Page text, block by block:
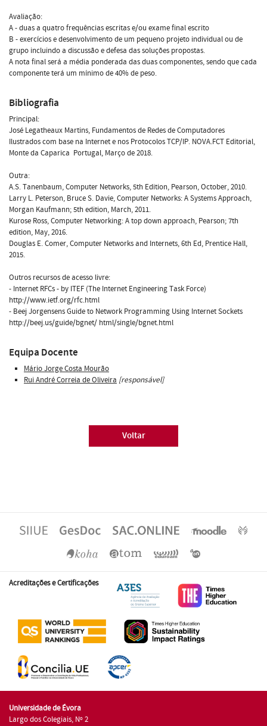
Avaliação:
A - duas a quatro frequências escritas e/ou exame final escrito
B - exercícios e desenvolvimento de um pequeno projeto individual ou de
grupo incluindo a discussão e defesa das soluções propostas.
A nota final será a média ponderada das duas componentes, sendo que cada
componente terá um mínimo de 40% de peso.
Bibliografia
Principal:
José Legatheaux Martins, Fundamentos de Redes de Computadores 
Ilustrados com base na Internet e nos Protocolos TCP/IP. NOVA.FCT Editorial,
Monte da Caparica  Portugal, Março de 2018.
Outra:
A.S. Tanenbaum, Computer Networks, 5th Edition, Pearson, October, 2010.
Larry L. Peterson, Bruce S. Davie, Computer Networks: A Systems Approach,
Morgan Kaufmann; 5th edition, March, 2011.
Kurose Ross, Computer Networking: A top down approach, Pearson; 7th
edition, May, 2016.
Douglas E. Comer, Computer Networks and Internets, 6th Ed, Prentice Hall,
2015.
Outros recursos de acesso livre:
- Internet RFCs - by ITEF (The Internet Engineering Task Force)
http://www.ietf.org/rfc.html
- Beej Jorgensens Guide to Network Programming Using Internet Sockets
http://beej.us/guide/bgnet/ html/single/bgnet.html
Equipa Docente
Mário Jorge Costa Mourão
Rui André Correia de Oliveira [responsável]
Voltar
Acreditações e Certificações
Universidade de Évora
Largo dos Colegiais, Nº 2